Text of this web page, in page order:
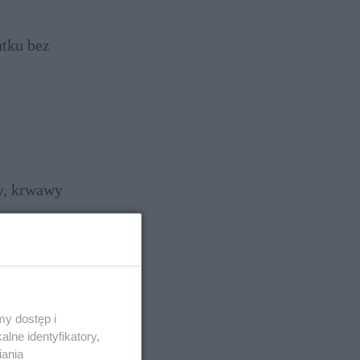
bez
krwawy
może
do
dostęp i
identyfikatory,